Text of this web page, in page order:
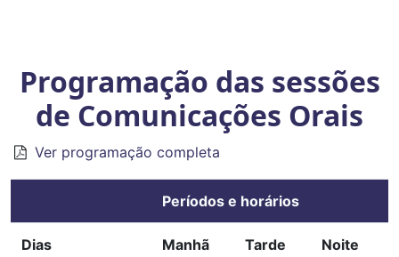
Programação das sessões
de Comunicações Orais
Ver programação completa
Períodos e horários
Dias Manhã Tarde Noite